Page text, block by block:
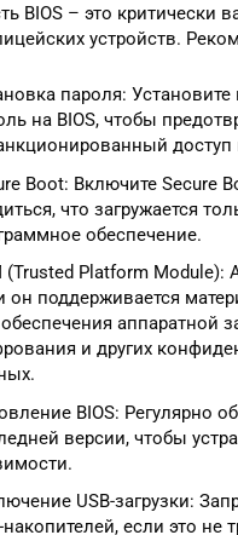
BIOS – это критически
устройств.
пароля:
на BIOS, чтобы
доступ
Boot: Включите Secure
что загружается
обеспечение.
(Trusted Platform Module):
он поддерживается
аппаратной
и других
BIOS: Регулярно
версии, чтобы
USB-загрузки:
накопителей, если это не